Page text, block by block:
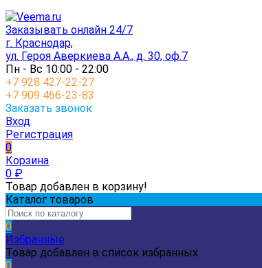
Заказывать онлайн 24/7
г. Краснодар,
ул. Героя Аверкиева А.А., д. 30, оф.7
Пн - Вс 10:00 - 22:00
+7 928 427-22-27
+7 909 466-23-83
Заказать звонок
Вход
Регистрация
0
Корзина
0 ₽
Товар добавлен в корзину!
Каталог товаров
0
Избранные
Товар добавлен в список избранных